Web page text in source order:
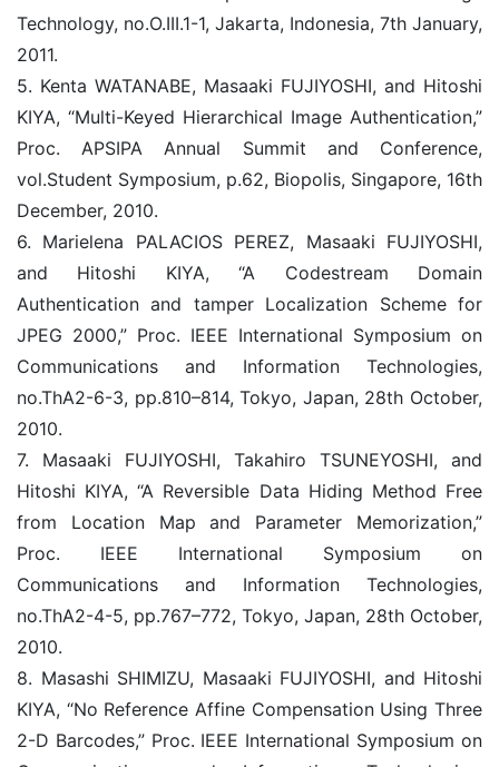
Technology, no.O.III.1-1, Jakarta, Indonesia, 7th January,
2011.
5. Kenta WATANABE, Masaaki FUJIYOSHI, and Hitoshi
KIYA, “Multi-Keyed Hierarchical Image Authentication,”
Proc. APSIPA Annual Summit and Conference,
vol.Student Symposium, p.62, Biopolis, Singapore, 16th
December, 2010.
6. Marielena PALACIOS PEREZ, Masaaki FUJIYOSHI,
and Hitoshi KIYA, “A Codestream Domain
Authentication and tamper Localization Scheme for
JPEG 2000,” Proc. IEEE International Symposium on
Communications and Information Technologies,
no.ThA2-6-3, pp.810–814, Tokyo, Japan, 28th October,
2010.
7. Masaaki FUJIYOSHI, Takahiro TSUNEYOSHI, and
Hitoshi KIYA, “A Reversible Data Hiding Method Free
from Location Map and Parameter Memorization,”
Proc. IEEE International Symposium on
Communications and Information Technologies,
no.ThA2-4-5, pp.767–772, Tokyo, Japan, 28th October,
2010.
8. Masashi SHIMIZU, Masaaki FUJIYOSHI, and Hitoshi
KIYA, “No Reference Affine Compensation Using Three
2-D Barcodes,” Proc. IEEE International Symposium on